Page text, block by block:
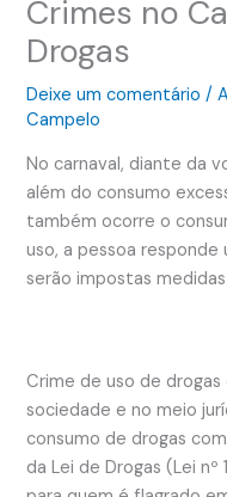
Crimes no
Drogas
Deixe um comentário /
Campelo
No carnaval, diante da
além do consumo
também ocorre o
uso, a pessoa responde
serão impostas
Crime de uso de
sociedade e no meio
consumo de drogas
da Lei de Drogas (Lei